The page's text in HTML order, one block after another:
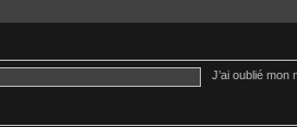
J’ai oublié mon